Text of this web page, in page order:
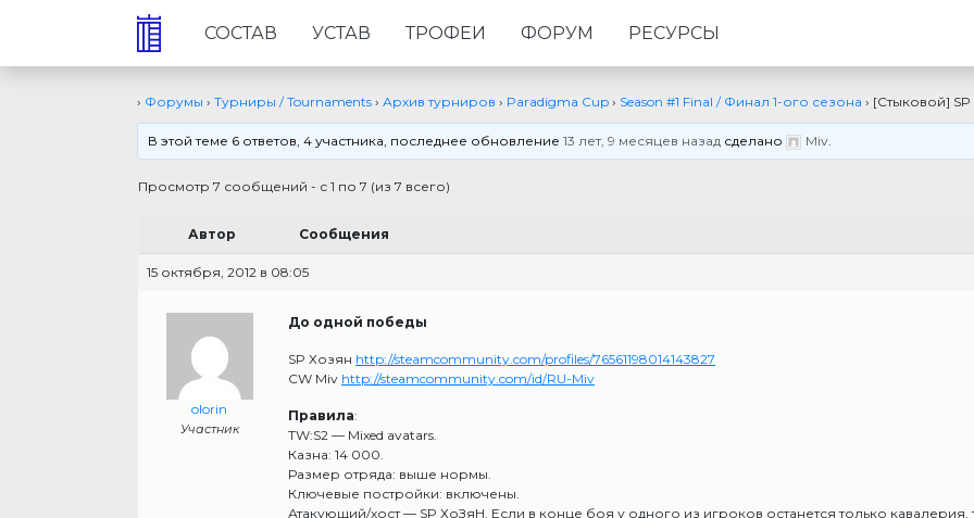
СОСТАВ УСТАВ ТРОФЕИ ФОРУМ РЕСУРСЫ
› Форумы › Турниры / Tournaments › Архив турниров › Paradigma Cup › Season #1 Final / Финал 1-ого сезона › [Стыковой]
В этой теме 6 ответов, 4 участника, последнее обновление13 лет, 9 месяцев назад сделано Miv.
Просмотр 7 сообщений - с 1 по 7 (из 7 всего)
Автор Сообщения
15 октября, 2012 в 08:05
olorin
Участник
До одной победы
SP Хозян http://steamcommunity.com/profiles/76561198014143827
CW Miv http://steamcommunity.com/id/RU-Miv
Правила:
TW:S2 — Mixed avatars.
Казна: 14 000.
Размер отряда: выше нормы.
Ключевые постройки: включены.
Атакующий/хост — SP ХоЗяН. Если в конце боя у одного из игроков останется только кавалерия,